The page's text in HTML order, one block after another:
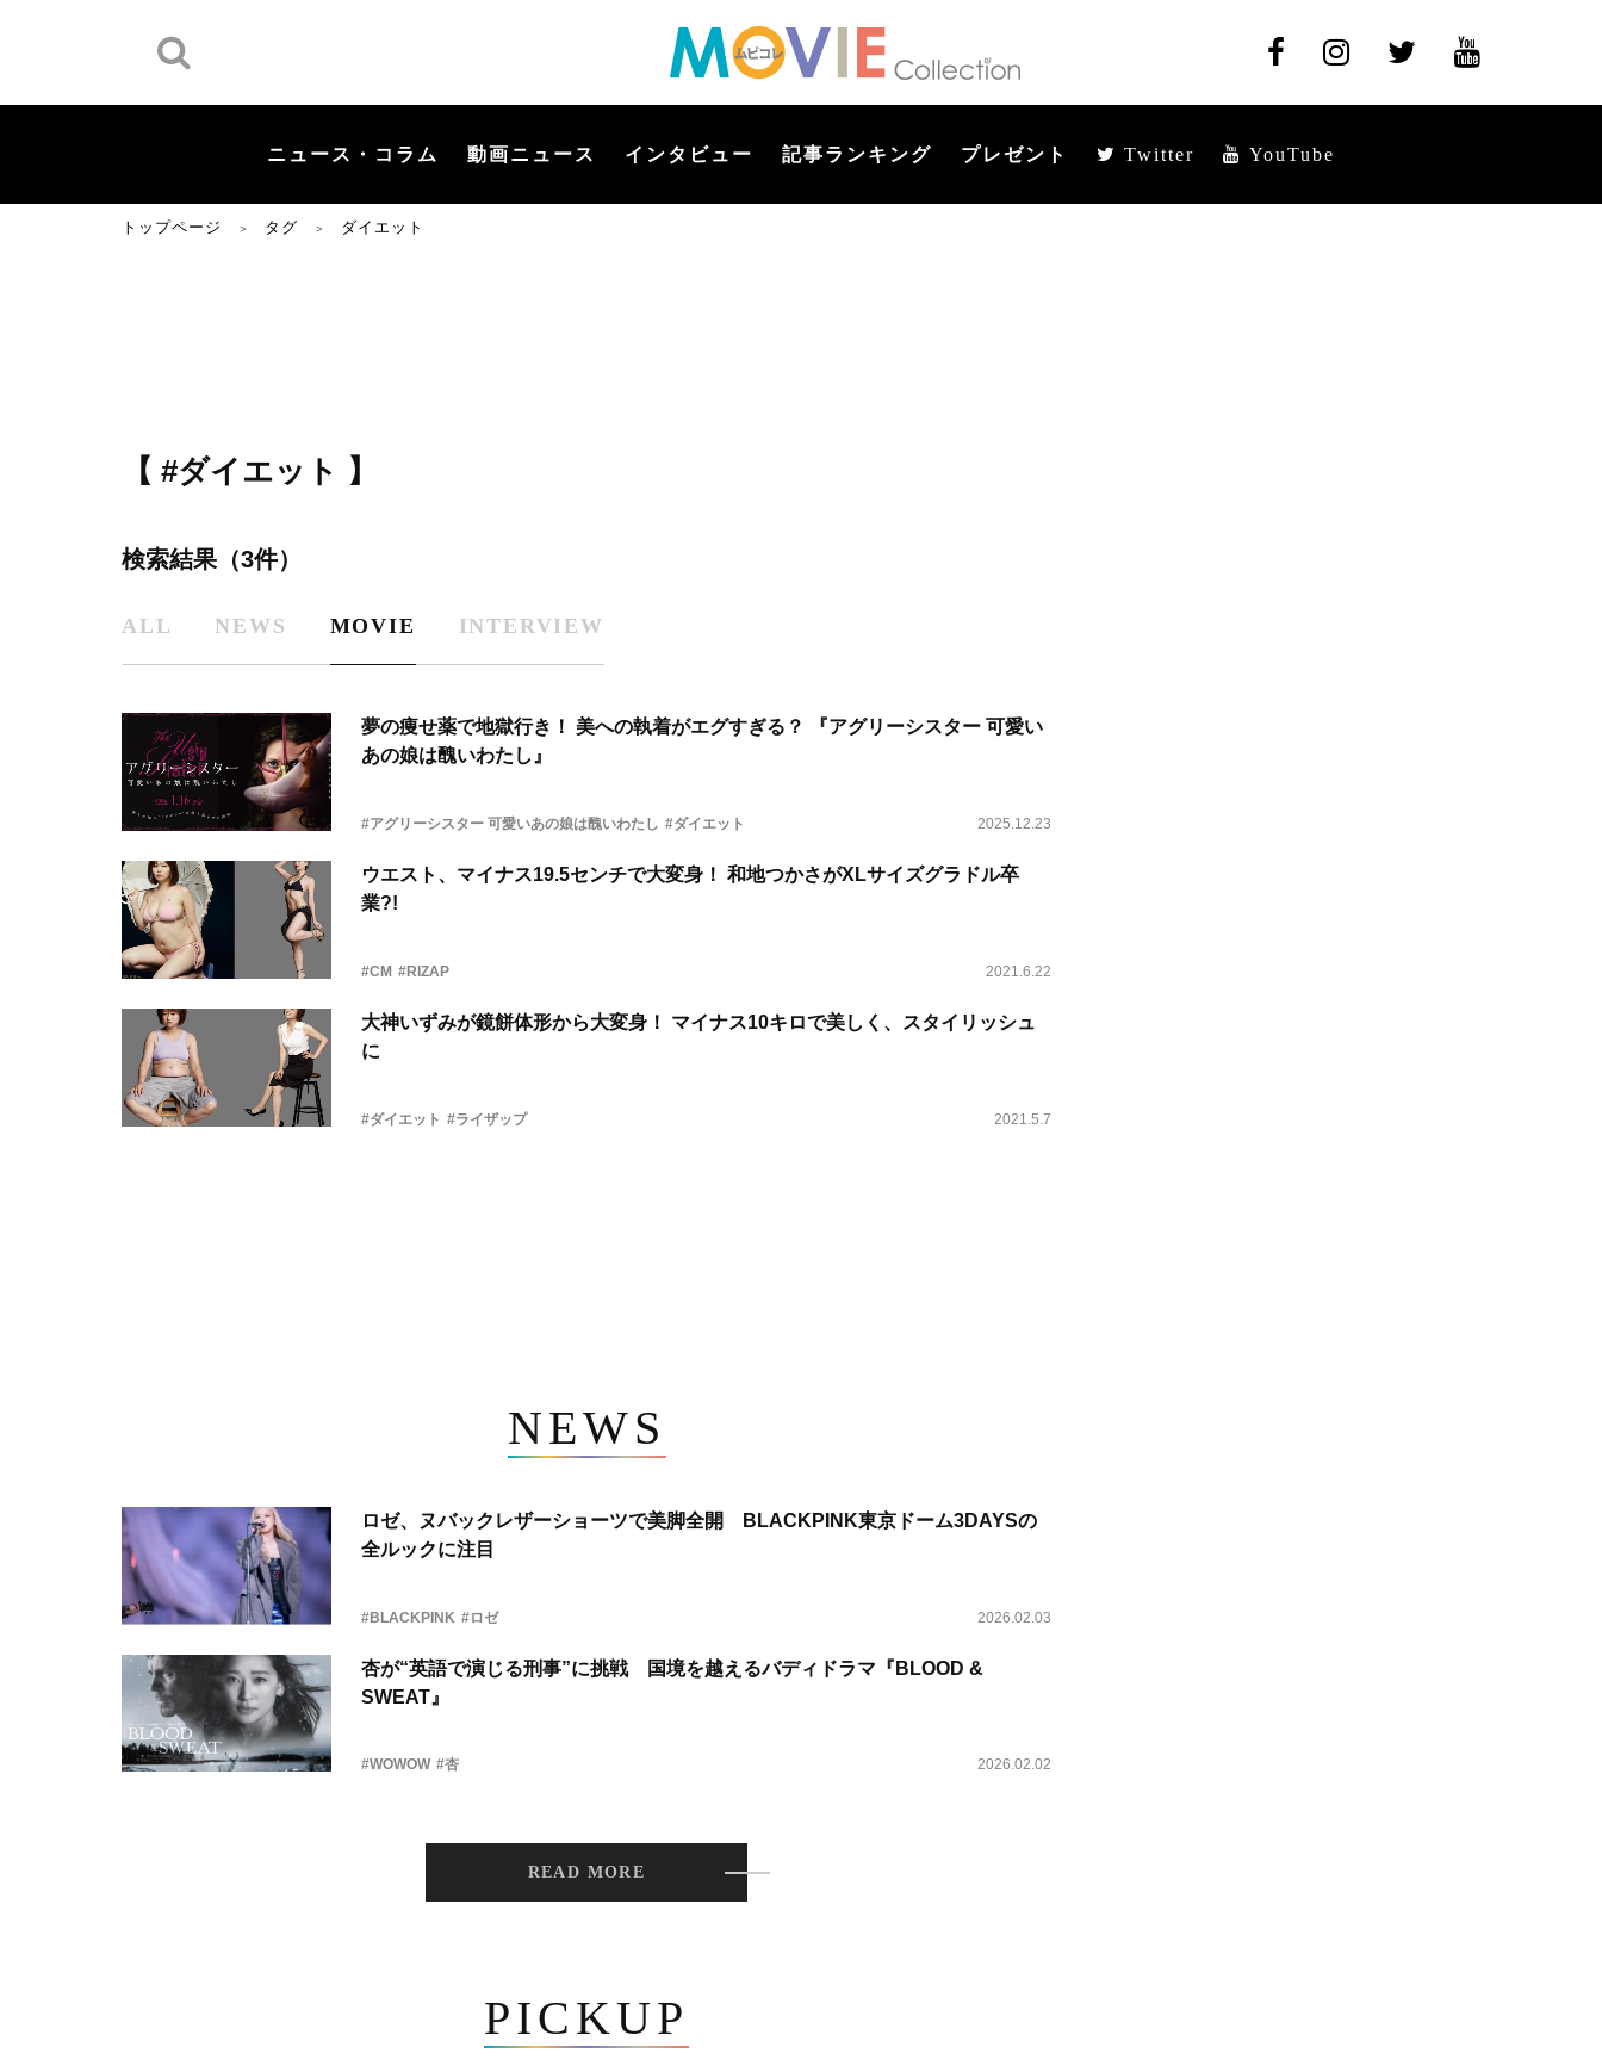
ニュース・コラム 動画ニュース インタビュー 記事ランキング プレゼント Twitter YouTube
トップページ ＞ タグ ＞ ダイエット
【 #ダイエット 】
検索結果（3件）
ALL NEWS MOVIE INTERVIEW
夢の痩せ薬で地獄行き！ 美への執着がエグすぎる？ 『アグリーシスター 可愛い
あの娘は醜いわたし』
#アグリーシスター 可愛いあの娘は醜いわたし #ダイエット 2025.12.23
ウエスト、マイナス19.5センチで大変身！ 和地つかさがXLサイズグラドル卒
業?!
#CM #RIZAP 2021.6.22
大神いずみが鏡餅体形から大変身！ マイナス10キロで美しく、スタイリッシュ
に
#ダイエット #ライザップ 2021.5.7
NEWS
ロゼ、ヌバックレザーショーツで美脚全開 BLACKPINK東京ドーム3DAYSの
全ルックに注目
#BLACKPINK #ロゼ 2026.02.03
杏が“英語で演じる刑事”に挑戦 国境を越えるバディドラマ『BLOOD &
SWEAT』
#WOWOW #杏 2026.02.02
READ MORE
PICKUP